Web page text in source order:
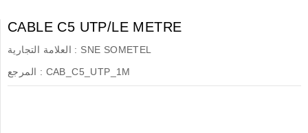
CABLE C5 UTP/LE METRE
العلامة التجارية : SNE SOMETEL
المرجع : CAB_C5_UTP_1M